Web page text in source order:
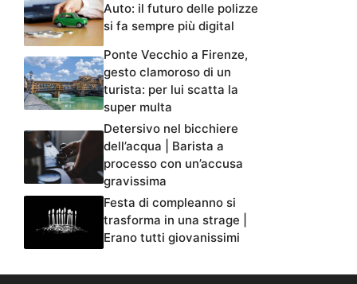
Auto: il futuro delle polizze
si fa sempre più digital
Ponte Vecchio a Firenze,
gesto clamoroso di un
turista: per lui scatta la
super multa
Detersivo nel bicchiere
dell’acqua | Barista a
processo con un’accusa
gravissima
Festa di compleanno si
trasforma in una strage |
Erano tutti giovanissimi